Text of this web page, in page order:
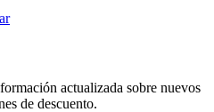
actualizada sobre nuevos
de descuento.